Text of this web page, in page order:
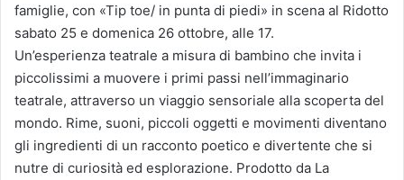
famiglie, con «Tip toe/ in punta di piedi» in scena al Ridotto
sabato 25 e domenica 26 ottobre, alle 17.
Un’esperienza teatrale a misura di bambino che invita i
piccolissimi a muovere i primi passi nell’immaginario
teatrale, attraverso un viaggio sensoriale alla scoperta del
mondo. Rime, suoni, piccoli oggetti e movimenti diventano
gli ingredienti di un racconto poetico e divertente che si
nutre di curiosità ed esplorazione. Prodotto da La